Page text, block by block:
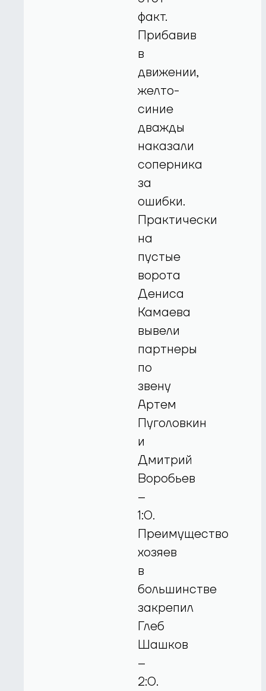
факт.
Прибавив
в
движении,
желто-
синие
дважды
наказали
соперника
за
ошибки.
Практически
на
пустые
ворота
Дениса
Камаева
вывели
партнеры
по
звену
Артем
Пуголовкин
и
Дмитрий
Воробьев
–
1:0.
Преимущество
хозяев
в
большинстве
закрепил
Глеб
Шашков
–
2:0.